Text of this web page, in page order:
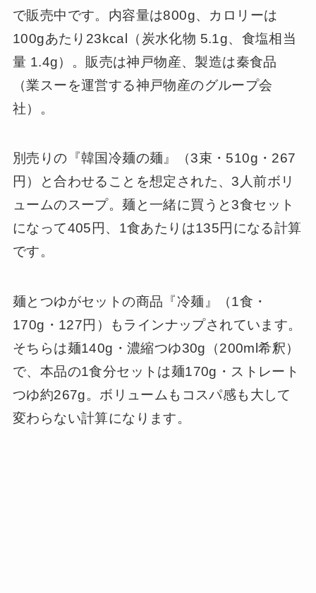
で販売中です。内容量は800g、カロリーは
100gあたり23kcal（炭水化物 5.1g、食塩相当
量 1.4g）。販売は神戸物産、製造は秦食品
（業スーを運営する神戸物産のグループ会
社）。
別売りの『韓国冷麺の麺』（3束・510g・267
円）と合わせることを想定された、3人前ボリ
ュームのスープ。麺と一緒に買うと3食セット
になって405円、1食あたりは135円になる計算
です。
麺とつゆがセットの商品『冷麺』（1食・
170g・127円）もラインナップされています。
そちらは麺140g・濃縮つゆ30g（200ml希釈）
で、本品の1食分セットは麺170g・ストレート
つゆ約267g。ボリュームもコスパ感も大して
変わらない計算になります。